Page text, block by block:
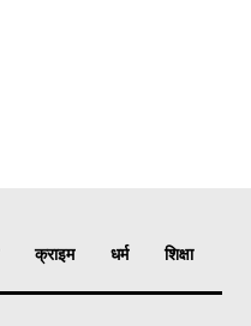
क्राइम धर्म शिक्षा